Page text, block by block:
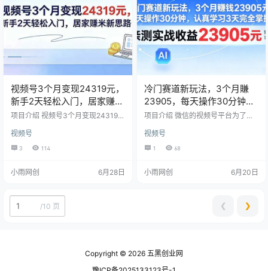
视频号3个月变现24319元，
新手2天轻松入门，居家赚米
新思路！
项目介绍 视频号3个月变现24319
思路！
视频号
3 114
小雨网创 6月28日
冷门赛道新玩法，3个月賺
23905，每天操作30分钟，
认真学习3天完全掌握
项目介绍 微信的视频号平台为了抢
任务推出了Ai托管挂播的特定任务，
经过授权备案之后，利用Ai工具软
件，模仿真人在播，不需要人工，
做，收入相对来说比较稳定!单号每
视频号
1 68
小雨网创 6月20日
/10 页 ❮ ❯
Copyright © 2026 五黑创业网